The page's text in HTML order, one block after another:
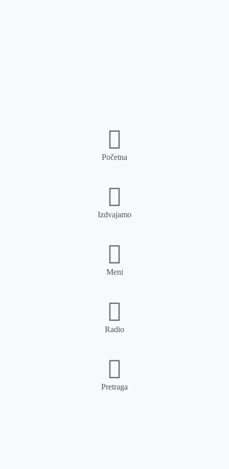
Početna
Izdvajamo
Meni
Radio
Pretraga